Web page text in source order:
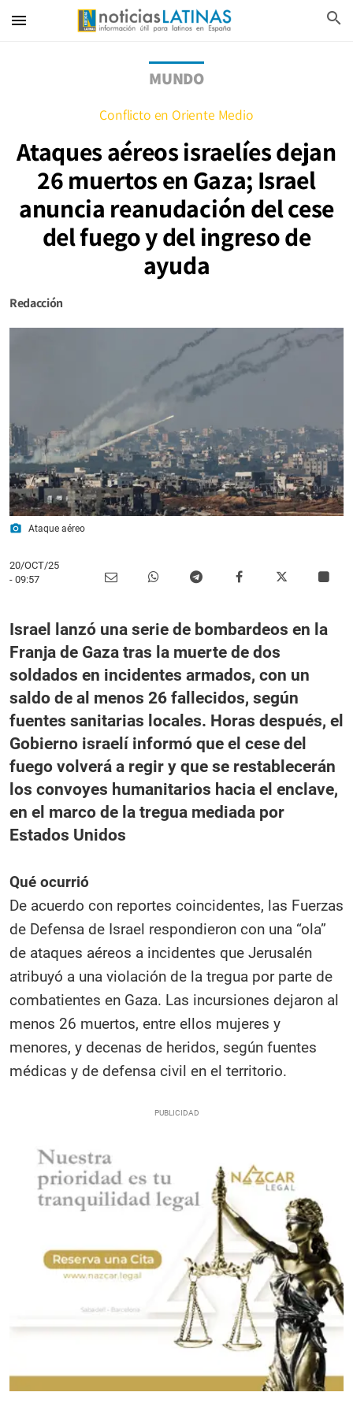
menu search
MUNDO
Conflicto en Oriente Medio
Ataques aéreos israelíes dejan
26 muertos en Gaza; Israel
anuncia reanudación del cese
del fuego y del ingreso de
ayuda
Redacción
photo_camera Ataque aéreo
20/OCT/25
- 09:57
Israel lanzó una serie de bombardeos en la
Franja de Gaza tras la muerte de dos
soldados en incidentes armados, con un
saldo de al menos 26 fallecidos, según
fuentes sanitarias locales. Horas después, el
Gobierno israelí informó que el cese del
fuego volverá a regir y que se restablecerán
los convoyes humanitarios hacia el enclave,
en el marco de la tregua mediada por
Estados Unidos
Qué ocurrió
De acuerdo con reportes coincidentes, las Fuerzas
de Defensa de Israel respondieron con una “ola”
de ataques aéreos a incidentes que Jerusalén
atribuyó a una violación de la tregua por parte de
combatientes en Gaza. Las incursiones dejaron al
menos 26 muertos, entre ellos mujeres y
menores, y decenas de heridos, según fuentes
médicas y de defensa civil en el territorio.